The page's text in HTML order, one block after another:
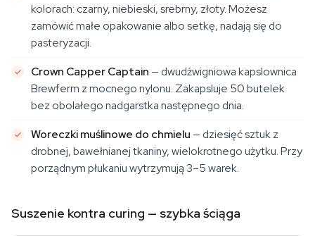
kolorach: czarny, niebieski, srebrny, złoty. Możesz
zamówić małe opakowanie albo setkę, nadają się do
pasteryzacji.
Crown Capper Captain — dwudźwigniowa kapslownica
Brewferm z mocnego nylonu. Zakapsluje 50 butelek
bez obolałego nadgarstka następnego dnia.
Woreczki muślinowe do chmielu — dziesięć sztuk z
drobnej, bawełnianej tkaniny, wielokrotnego użytku. Przy
porządnym płukaniu wytrzymują 3–5 warek.
Suszenie kontra curing — szybka ściąga